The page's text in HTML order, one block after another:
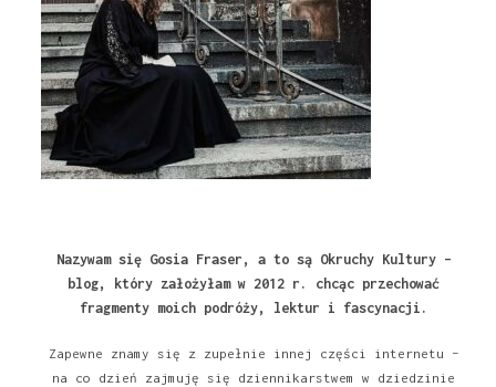
Nazywam się Gosia Fraser, a to są Okruchy Kultury –
blog, który założyłam w 2012 r. chcąc przechować
fragmenty moich podróży, lektur i fascynacji.
Zapewne znamy się z zupełnie innej części internetu –
na co dzień zajmuję się dziennikarstwem w dziedzinie